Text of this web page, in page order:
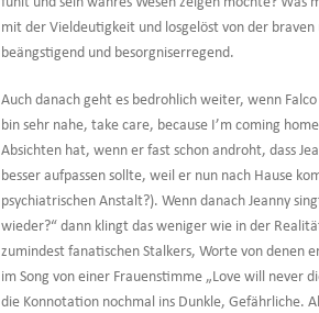
mit der Vieldeutigkeit und losgelöst von der
beängstigend und besorgniserregend.
Auch danach geht es bedrohlich weiter, wenn
bin sehr nahe, take care, because I’m coming
Absichten hat, wenn er fast schon androht, dass
besser aufpassen sollte, weil er nun nach Hause
psychiatrischen Anstalt?). Wenn danach Jeanny
wieder?“ dann klingt das weniger wie in der
zumindest fanatischen Stalkers, Worte von denen
im Song von einer Frauenstimme „Love will never
die Konnotation nochmal ins Dunkle, Gefährliche.